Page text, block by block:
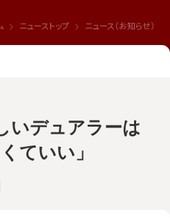
ニューストップ ニュース（お知らせ）
いデュアラーは
ていい」